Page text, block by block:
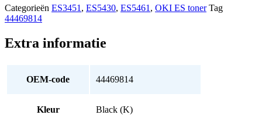
aantal
Categorieën ES3451 , ES5430, ES5461 , OKI ES toner Tag
44469814
Extra informatie
OEM-code 44469814
Kleur Black (K)